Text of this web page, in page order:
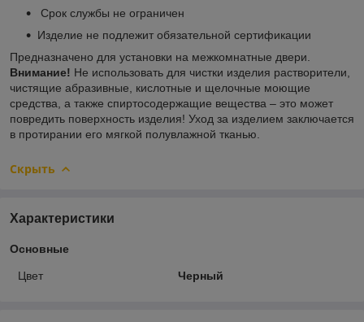
Срок службы не ограничен
Изделие не подлежит обязательной сертификации
Предназначено для установки на межкомнатные двери.
Внимание! Не использовать для чистки изделия растворители,
чистящие абразивные, кислотные и щелочные моющие
средства, а также спиртосодержащие вещества – это может
повредить поверхность изделия! Уход за изделием заключается
в протирании его мягкой полувлажной тканью.
Скрыть
Характеристики
Основные
Цвет Черный